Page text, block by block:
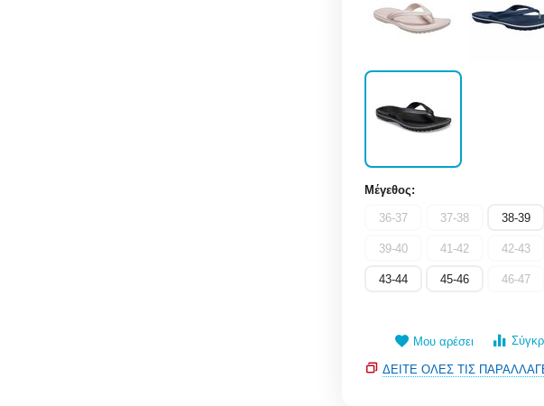
Μέγεθος:
36-37 37-38 38-39
39-40 41-42 42-43
43-44 45-46 46-47
Μου αρέσει
ΔΕΊΤΕ ΌΛΕΣ ΤΙΣ